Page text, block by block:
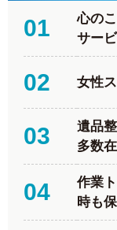
01
心の
サー
02 女性
03
遺品
多数
04
作業
時も